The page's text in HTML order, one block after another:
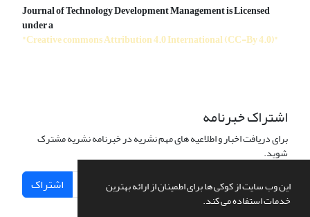
این وب سایت از کوکی ها برای اطمینان از ارائه بهترین
خدمات استفاده می کند.
Journal of Technology Development Management is Licensed
under a
"Creative commons Attribution 4.0 International (CC-By 4.0)"
اشتراک خبرنامه
برای دریافت اخبار و اطلاعیه های مهم نشریه در خبرنامه نشریه مشترک
شوید.
اشتراک